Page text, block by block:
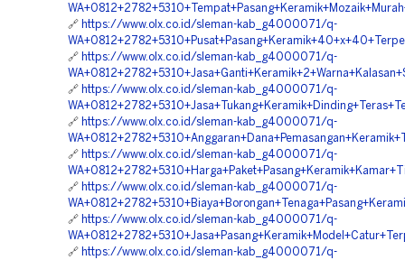
🔗 https://www.olx.co.id/sleman-kab_g4000071/q-
🔗 https://www.olx.co.id/sleman-kab_g4000071/q-
🔗 https://www.olx.co.id/sleman-kab_g4000071/q-
🔗 https://www.olx.co.id/sleman-kab_g4000071/q-
🔗 https://www.olx.co.id/sleman-kab_g4000071/q-
🔗 https://www.olx.co.id/sleman-kab_g4000071/q-
🔗 https://www.olx.co.id/sleman-kab_g4000071/q-
🔗 https://www.olx.co.id/sleman-kab_g4000071/q-